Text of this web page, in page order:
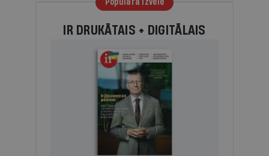
Populāra izvēle
IR DRUKĀTAIS + DIGITĀLAIS